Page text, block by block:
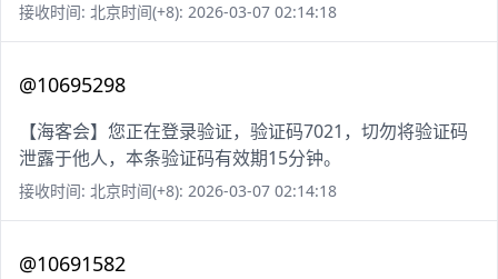
接收时间: 北京时间(+8): 2026-03-07 02:14:18
@10695298
【海客会】您正在登录验证，验证码7021，切勿将验证码
泄露于他人，本条验证码有效期15分钟。
接收时间: 北京时间(+8): 2026-03-07 02:14:18
@10691582